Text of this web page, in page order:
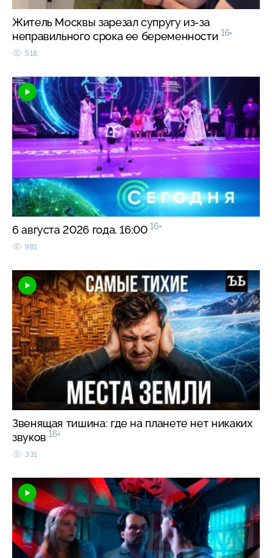
Житель Москвы зарезал супругу из-за
неправильного срока ее беременности 16+
518
6 августа 2026 года. 16:00 16+
981
Звенящая тишина: где на планете нет никаких
звуков 16+
331